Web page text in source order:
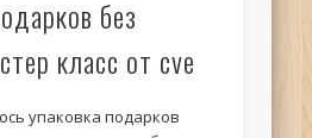
без
класс от cve
упаковка подарков